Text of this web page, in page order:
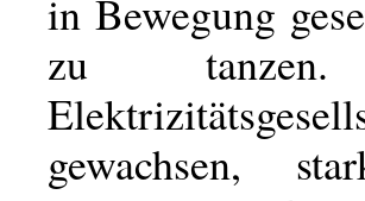
in Bewegung
zu
gewachsen,